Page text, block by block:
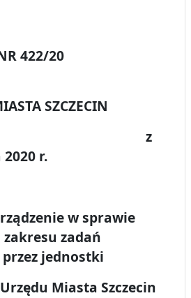
422/20
SZCZECIN
r.
w sprawie
zakresu zadań
jednostki
Miasta Szczecin